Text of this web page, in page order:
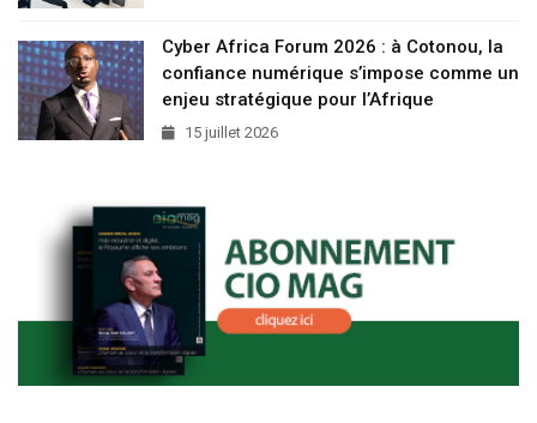
Cyber Africa Forum 2026 : à Cotonou, la
confiance numérique s’impose comme un
enjeu stratégique pour l’Afrique
15 juillet 2026